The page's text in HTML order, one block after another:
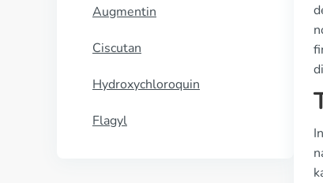
Augmentin
Ciscutan
Hydroxychloroquin
Flagyl